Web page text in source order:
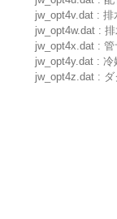
jw_opt4v.dat :
jw_opt4w.dat :
jw_opt4x.dat :
jw_opt4y.dat :
jw_opt4z.dat :